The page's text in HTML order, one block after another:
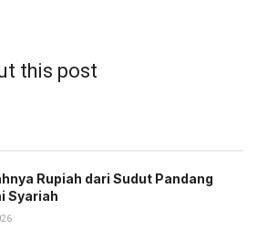
this post
Rupiah dari Sudut Pandang
Syariah